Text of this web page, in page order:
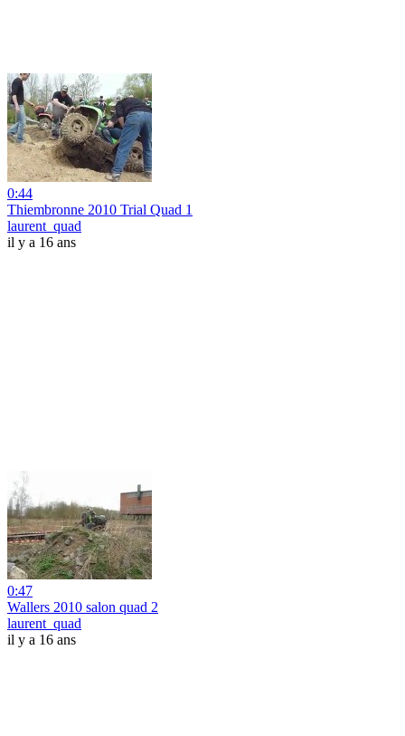
0:44
Thiembronne 2010 Trial Quad 1
laurent_quad
il y a 16 ans
0:47
Wallers 2010 salon quad 2
laurent_quad
il y a 16 ans